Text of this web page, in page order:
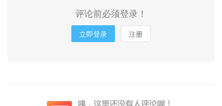
评论前必须登录！
立即登录 注册